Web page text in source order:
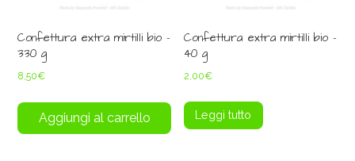
Confettura extra mirtilli bio –
330 g
8,50€
Aggiungi al carrello
Confettura extra mirtilli bio –
40 g
2,00€
Leggi tutto